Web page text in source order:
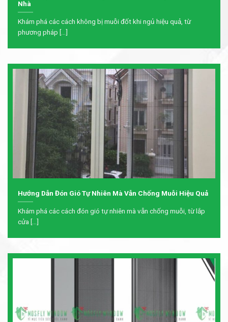
Nhà
Khám phá các cách không bị muỗi đốt khi ngủ hiệu quả, từ
phương pháp [...]
Hướng Dẫn Đón Gió Tự Nhiên Mà Vẫn Chống Muỗi Hiệu Quả
Khám phá các cách đón gió tự nhiên mà vẫn chống muỗi, từ lắp
cửa [...]